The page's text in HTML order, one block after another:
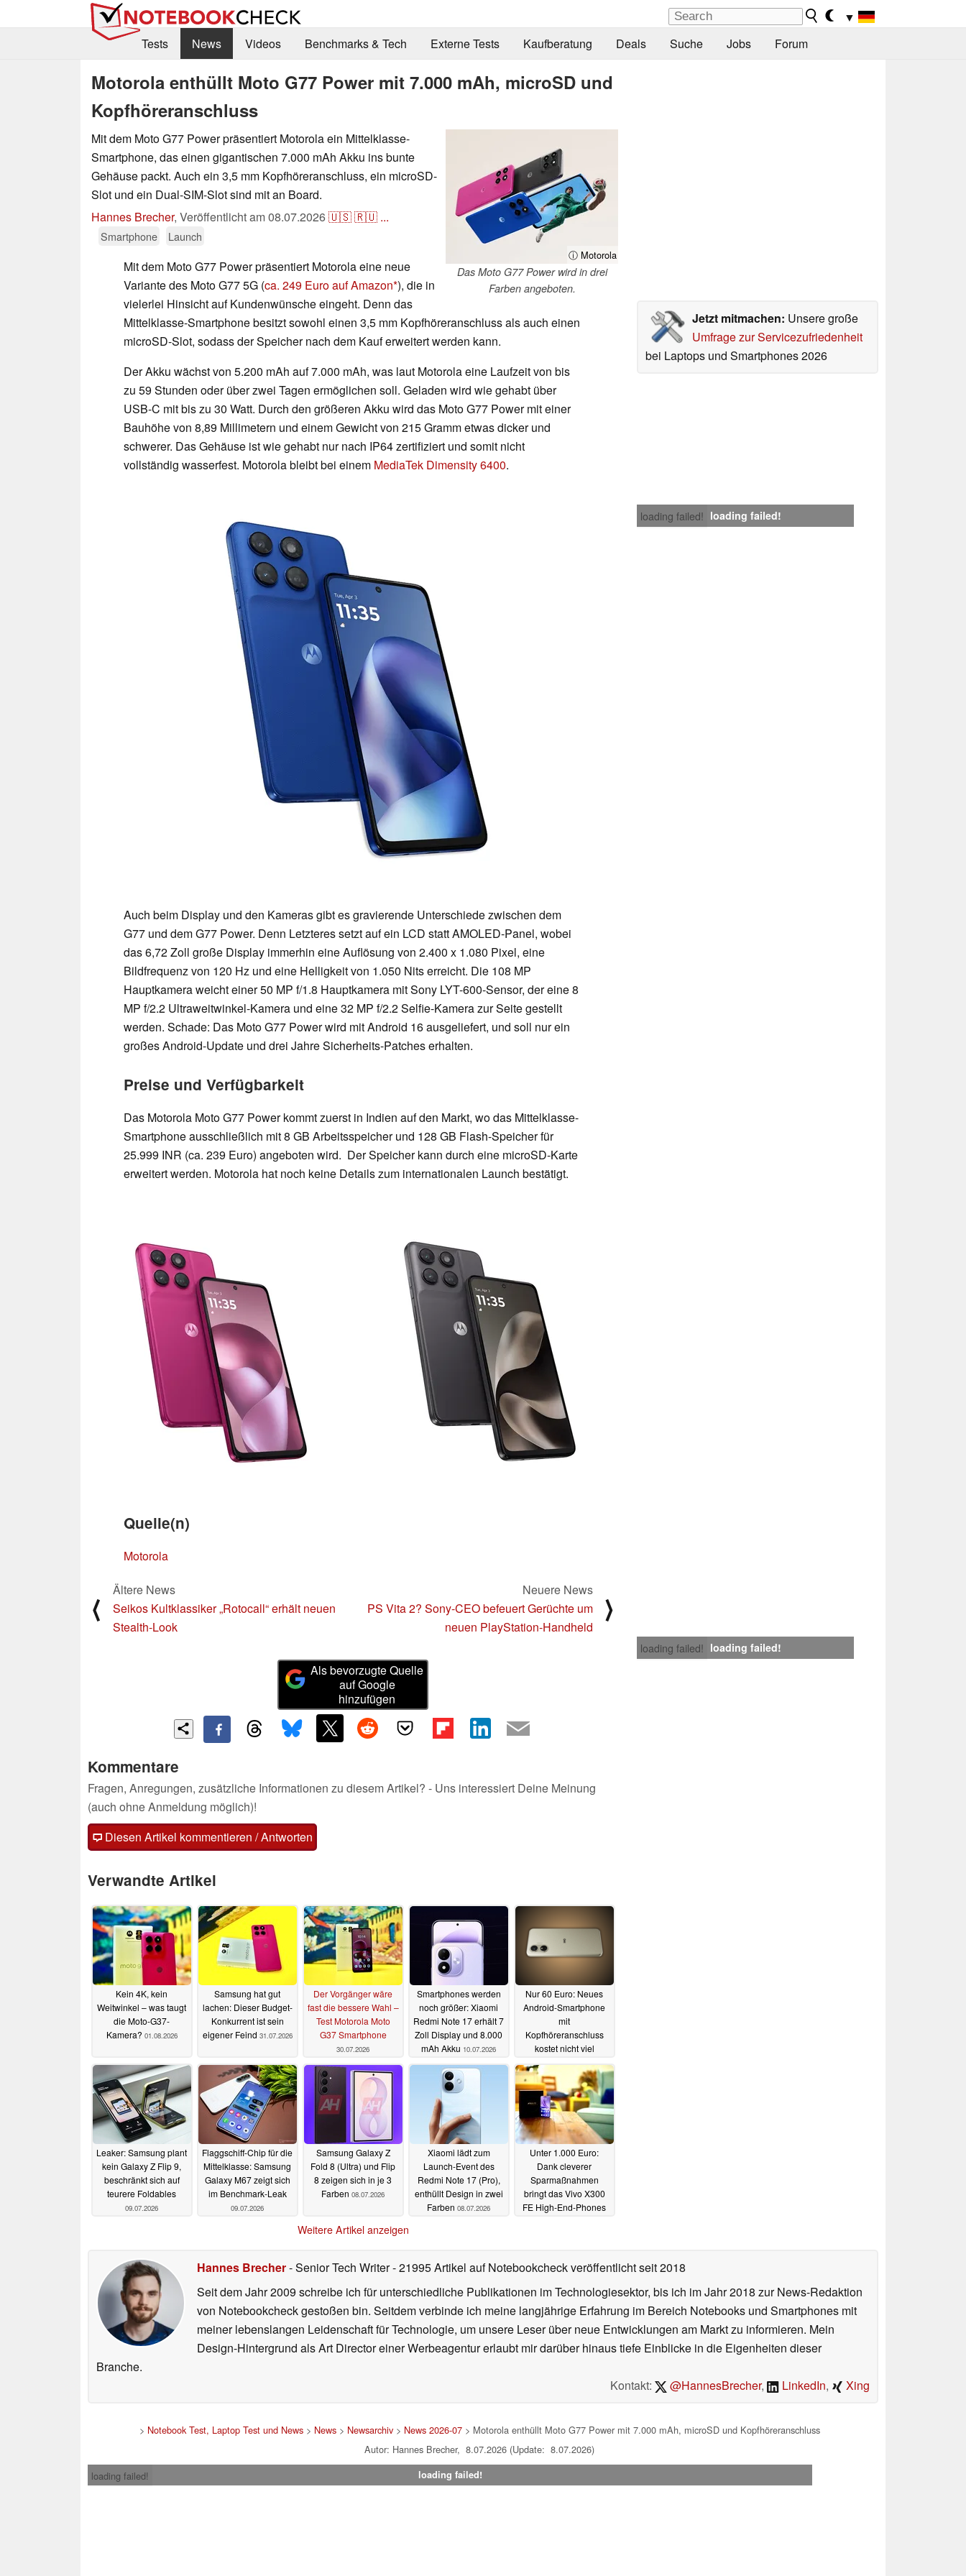
▼
Tests
News Videos Benchmarks & Tech Externe Tests Kaufberatung Deals Suche Jobs Forum
Motorola enthüllt Moto G77 Power mit 7.000 mAh, microSD und
Kopfhöreranschluss
ⓘ Motorola
Das Moto G77 Power wird in drei
Farben angeboten.
Mit dem Moto G77 Power präsentiert Motorola ein Mittelklasse-
Smartphone, das einen gigantischen 7.000 mAh Akku ins bunte
Gehäuse packt. Auch ein 3,5 mm Kopfhöreranschluss, ein microSD-
Slot und ein Dual-SIM-Slot sind mit an Board.
Hannes Brecher, Veröffentlicht am08.07.2026🇺🇸🇷🇺 ...
Smartphone Launch
Jetzt mitmachen: Unsere große
Umfrage zur Servicezufriedenheit
bei Laptops und Smartphones 2026
Mit dem Moto G77 Power präsentiert Motorola eine neue
Variante des Moto G77 5G (ca. 249 Euro auf Amazon ), die in
vielerlei Hinsicht auf Kundenwünsche eingeht. Denn das
Mittelklasse-Smartphone besitzt sowohl einen 3,5 mm Kopfhöreranschluss als auch einen
microSD-Slot, sodass der Speicher nach dem Kauf erweitert werden kann.
Der Akku wächst von 5.200 mAh auf 7.000 mAh, was laut Motorola eine Laufzeit von bis
zu 59 Stunden oder über zwei Tagen ermöglichen soll. Geladen wird wie gehabt über
USB-C mit bis zu 30 Watt. Durch den größeren Akku wird das Moto G77 Power mit einer
Bauhöhe von 8,89 Millimetern und einem Gewicht von 215 Gramm etwas dicker und
schwerer. Das Gehäuse ist wie gehabt nur nach IP64 zertifiziert und somit nicht
vollständig wasserfest. Motorola bleibt bei einem MediaTek Dimensity 6400.
loading failed! loading failed!
Auch beim Display und den Kameras gibt es gravierende Unterschiede zwischen dem
G77 und dem G77 Power. Denn Letzteres setzt auf ein LCD statt AMOLED-Panel, wobei
das 6,72 Zoll große Display immerhin eine Auflösung von 2.400 x 1.080 Pixel, eine
Bildfrequenz von 120 Hz und eine Helligkeit von 1.050 Nits erreicht. Die 108 MP
Hauptkamera weicht einer 50 MP f/1.8 Hauptkamera mit Sony LYT-600-Sensor, der eine 8
MP f/2.2 Ultraweitwinkel-Kamera und eine 32 MP f/2.2 Selfie-Kamera zur Seite gestellt
werden. Schade: Das Moto G77 Power wird mit Android 16 ausgeliefert, und soll nur ein
großes Android-Update und drei Jahre Sicherheits-Patches erhalten.
Preise und Verfügbarkeit
Das Motorola Moto G77 Power kommt zuerst in Indien auf den Markt, wo das Mittelklasse-
Smartphone ausschließlich mit 8 GB Arbeitsspeicher und 128 GB Flash-Speicher für
25.999 INR (ca. 239 Euro) angeboten wird. Der Speicher kann durch eine microSD-Karte
erweitert werden. Motorola hat noch keine Details zum internationalen Launch bestätigt.
Quelle(n)
Motorola
⟨
Ältere News
Seikos Kultklassiker „Rotocall“ erhält neuen
Stealth-Look
Neuere News
PS Vita 2? Sony-CEO befeuert Gerüchte um
neuen PlayStation-Handheld
⟩
loading failed! loading failed!
Als bevorzugte Quelle
auf Google
hinzufügen
Kommentare
Fragen, Anregungen, zusätzliche Informationen zu diesem Artikel? - Uns interessiert Deine Meinung
(auch ohne Anmeldung möglich)!
Diesen Artikel kommentieren / Antworten
Verwandte Artikel
Kein 4K, kein
Weitwinkel – was taugt
die Moto-G37-
Kamera? 01.08.2026
Samsung hat gut
lachen: Dieser Budget-
Konkurrent ist sein
eigener Feind 31.07.2026
Der Vorgänger wäre
fast die bessere Wahl –
Test Motorola Moto
G37 Smartphone
30.07.2026
Smartphones werden
noch größer: Xiaomi
Redmi Note 17 erhält 7
Zoll Display und 8.000
mAh Akku 10.07.2026
Nur 60 Euro: Neues
Android-Smartphone
mit
Kopfhöreranschluss
kostet nicht viel
10.07.2026
Leaker: Samsung plant
kein Galaxy Z Flip 9,
beschränkt sich auf
teurere Foldables
09.07.2026
Flaggschiff-Chip für die
Mittelklasse: Samsung
Galaxy M67 zeigt sich
im Benchmark-Leak
09.07.2026
Samsung Galaxy Z
Fold 8 (Ultra) und Flip
8 zeigen sich in je 3
Farben 08.07.2026
Xiaomi lädt zum
Launch-Event des
Redmi Note 17 (Pro),
enthüllt Design in zwei
Farben 08.07.2026
Unter 1.000 Euro:
Dank cleverer
Sparmaßnahmen
bringt das Vivo X300
FE High-End-Phones
Weitere Artikel anzeigen
Hannes Brecher- Senior Tech Writer- 21995 Artikel auf Notebookcheck veröffentlichtseit 2018
Seit dem Jahr 2009 schreibe ich für unterschiedliche Publikationen im Technologiesektor, bis ich im Jahr 2018 zur News-Redaktion
von Notebookcheck gestoßen bin. Seitdem verbinde ich meine langjährige Erfahrung im Bereich Notebooks und Smartphones mit
meiner lebenslangen Leidenschaft für Technologie, um unsere Leser über neue Entwicklungen am Markt zu informieren. Mein
Design-Hintergrund als Art Director einer Werbeagentur erlaubt mir darüber hinaus tiefe Einblicke in die Eigenheiten dieser
Branche.
Kontakt:
@HannesBrecher, LinkedIn, Xing
> Notebook Test, Laptop Test und News> News> Newsarchiv> News 2026-07> Motorola enthüllt Moto G77 Power mit 7.000 mAh, microSD und Kopfhöreranschluss
Autor: Hannes Brecher, 8.07.2026 (Update: 8.07.2026)
loading failed!
loading failed!